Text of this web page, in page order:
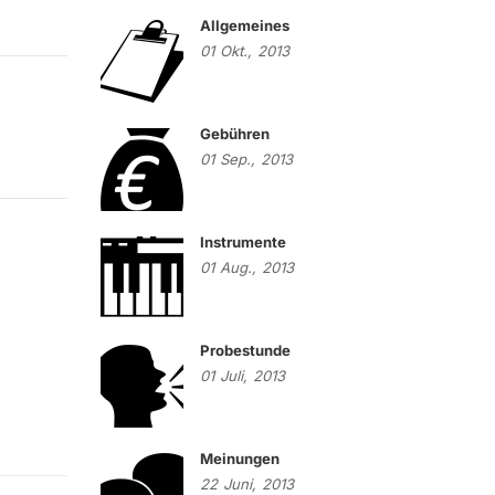
Allgemeines
01 Okt., 2013
Gebühren
01 Sep., 2013
Instrumente
01 Aug., 2013
Probestunde
01 Juli, 2013
Meinungen
22 Juni, 2013